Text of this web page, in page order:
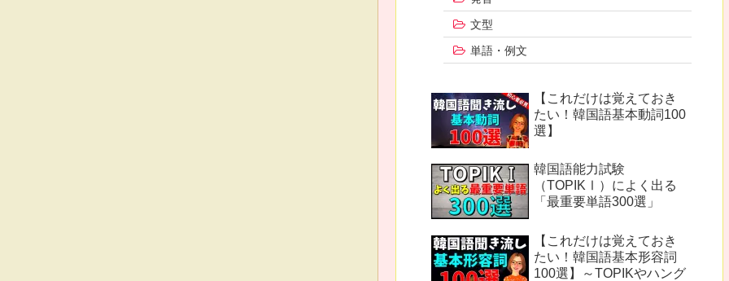
文型
単語・例文
【これだけは覚えておき
たい！韓国語基本動詞100
選】
韓国語能力試験
（TOPIKⅠ）によく出る
「最重要単語300選」
【これだけは覚えておき
たい！韓国語基本形容詞
100選】～TOPIKやハング